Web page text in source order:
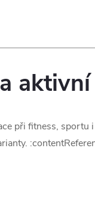
při fitness, sportu